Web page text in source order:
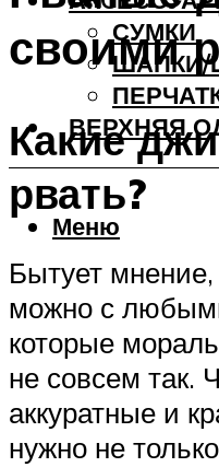
СУМКИ
ВЕРХНЯЯ
Меню
своими
Какие
рвать?
Бытует мнение,
можно с
которые
не совсем так.
аккуратные и
нужно не